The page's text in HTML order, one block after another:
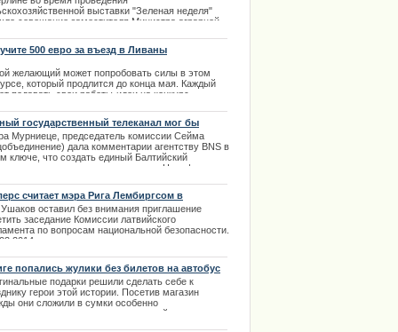
выставки "Зеленая неделя"
совещание заместителя Министра аграрной
секретарем Министерства
Латвийской Республики госпожой Даце
500 евро за въезд в Ливаны
желающий может попробовать силы в этом
который продлится до конца мая. Каждый
подавать свои работы-идеи на конкурс
дума.
государственный телеканал мог бы
и на латышском языке
Мурниеце, председатель комиссии Сейма
дала комментарии агентству BNS в
ключе, что создать единый Балтийский
на русском языке возможно. Но ... |
считает мэра Рига Лембиргсом в
оставил без внимания приглашение
заседание Комиссии латвийского
по вопросам национальной безопасности.
попались жулики без билетов на автобус
подарки решили сделать себе к
герои этой истории. Посетив магазин
они сложили в сумки особенно
модели одежды и спокойно прошли